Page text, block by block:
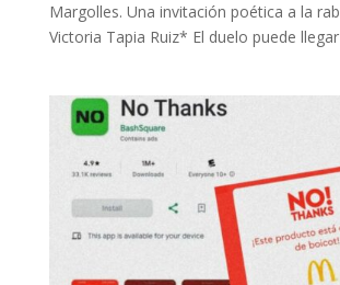
Margolles. Una invitación poética a la
Victoria Tapia Ruiz* El duelo puede